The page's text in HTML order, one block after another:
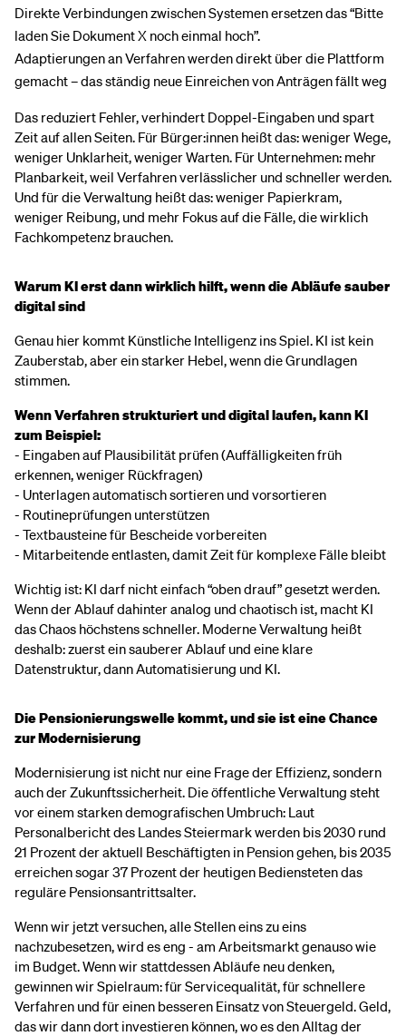
Direkte Verbindungen zwischen Systemen ersetzen das “Bitte
laden Sie Dokument X noch einmal hoch”.
Adaptierungen an Verfahren werden direkt über die Plattform
gemacht – das ständig neue Einreichen von Anträgen fällt weg
Das reduziert Fehler, verhindert Doppel-Eingaben und spart
Zeit auf allen Seiten. Für Bürger:innen heißt das: weniger Wege,
weniger Unklarheit, weniger Warten. Für Unternehmen: mehr
Planbarkeit, weil Verfahren verlässlicher und schneller werden.
Und für die Verwaltung heißt das: weniger Papierkram,
weniger Reibung, und mehr Fokus auf die Fälle, die wirklich
Fachkompetenz brauchen.
Warum KI erst dann wirklich hilft, wenn die Abläufe sauber
digital sind
Genau hier kommt Künstliche Intelligenz ins Spiel. KI ist kein
Zauberstab, aber ein starker Hebel, wenn die Grundlagen
stimmen.
Wenn Verfahren strukturiert und digital laufen, kann KI
zum Beispiel:
- Eingaben auf Plausibilität prüfen (Auffälligkeiten früh
erkennen, weniger Rückfragen)
- Unterlagen automatisch sortieren und vorsortieren
- Routineprüfungen unterstützen
- Textbausteine für Bescheide vorbereiten
- Mitarbeitende entlasten, damit Zeit für komplexe Fälle bleibt
Wichtig ist: KI darf nicht einfach “oben drauf” gesetzt werden.
Wenn der Ablauf dahinter analog und chaotisch ist, macht KI
das Chaos höchstens schneller. Moderne Verwaltung heißt
deshalb: zuerst ein sauberer Ablauf und eine klare
Datenstruktur, dann Automatisierung und KI.
Die Pensionierungswelle kommt, und sie ist eine Chance
zur Modernisierung
Modernisierung ist nicht nur eine Frage der Effizienz, sondern
auch der Zukunftssicherheit. Die öffentliche Verwaltung steht
vor einem starken demografischen Umbruch: Laut
Personalbericht des Landes Steiermark werden bis 2030 rund
21 Prozent der aktuell Beschäftigten in Pension gehen, bis 2035
erreichen sogar 37 Prozent der heutigen Bediensteten das
reguläre Pensionsantrittsalter.
Wenn wir jetzt versuchen, alle Stellen eins zu eins
nachzubesetzen, wird es eng - am Arbeitsmarkt genauso wie
im Budget. Wenn wir stattdessen Abläufe neu denken,
gewinnen wir Spielraum: für Servicequalität, für schnellere
Verfahren und für einen besseren Einsatz von Steuergeld. Geld,
das wir dann dort investieren können, wo es den Alltag der